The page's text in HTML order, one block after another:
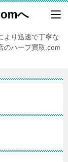
へ
より迅速で丁寧な
のハープ買取.com